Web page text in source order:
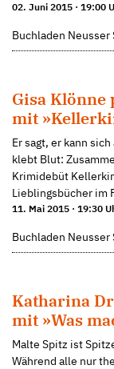
02. Juni 2015 · 19:00
Buchladen Neusser
Gisa
mit
Er sagt, er kann
klebt Blut:
Krimidebüt
Lieblingsbücher im
11. Mai 2015 · 19:30
Buchladen Neusser
Katharina
mit »Was
Malte Spitz ist
Während alle nur